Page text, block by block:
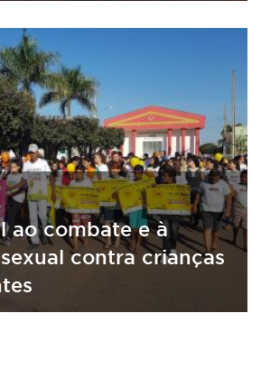
ao combate e à
contra crianças